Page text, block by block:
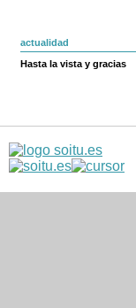
actualidad
Hasta la vista y gracias